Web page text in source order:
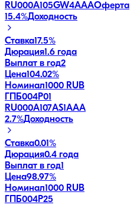
RU000A105GW4AAAОферта
15.4%Доходность
Ставка17.5%
Дюрация1.6 года
Выплат в год2
Цена104.02%
Номинал1000 RUB
ГПБ004Р01
RU000A107AS1AAA
2.7%Доходность
Ставка0.01%
Дюрация0.4 года
Выплат в год1
Цена98.97%
Номинал1000 RUB
ГПБ004Р25